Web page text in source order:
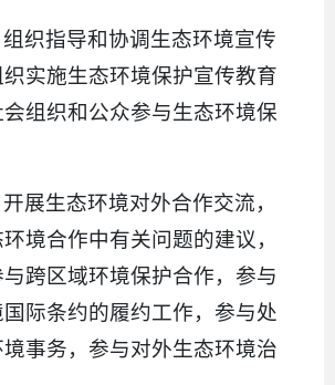
组织指导和协调生态环境宣传
实施生态环境保护宣传教育
组织和公众参与生态环境保
开展生态环境对外合作交流，
境合作中有关问题的建议，
跨区域环境保护合作，参与
际条约的履约工作，参与处
事务，参与对外生态环境治